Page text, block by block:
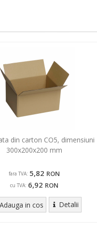
din carton CO5, dimensiuni
300x200x200 mm
fara TVA: 5,82 RON
cu TVA: 6,92 RON
Adauga in cos Detalii